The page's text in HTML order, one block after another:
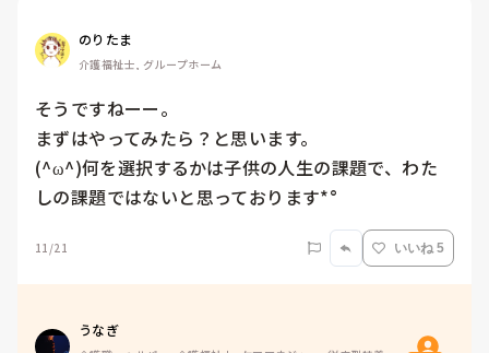
のりたま
介護福祉士, グループホーム
そうですねーー。
まずはやってみたら？と思います。
(^ω^)何を選択するかは子供の人生の課題で、わた
しの課題ではないと思っております*°
11/21 いいね 5
うなぎ